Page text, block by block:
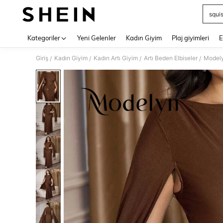
Kategoriler Yeni Gelenler Kadın Giyim Plaj giyimleri
Giriş / Kadın Giyim / Kadın Artı Giyim / Artı Beden Elbiseler /